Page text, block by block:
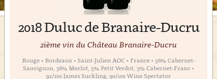
2018 Duluc de Branaire-Ducru
2ième vin du Château Branaire-Ducru
Rouge • Bordeaux • Saint-Julien AOC • France • 56% Cabernet-
Sauvignon, 36% Merlot, 5% Petit Verdot, 3% Cabernet-Franc •
92/100 James Suckling, 90/100 Wine Spectator